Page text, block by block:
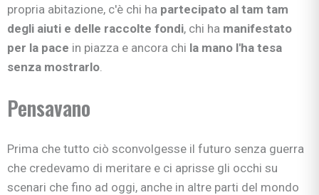
propria abitazione, c'è chi ha partecipato al tam tam
degli aiuti e delle raccolte fondi, chi ha manifestato
per la pace in piazza e ancora chi la mano l'ha tesa
senza mostrarlo
Pensavano
Prima che tutto ciò sconvolgesse il futuro senza guerra
che credevamo di meritare e ci aprisse gli occhi su
scenari che fino ad oggi, anche in altre parti del mondo